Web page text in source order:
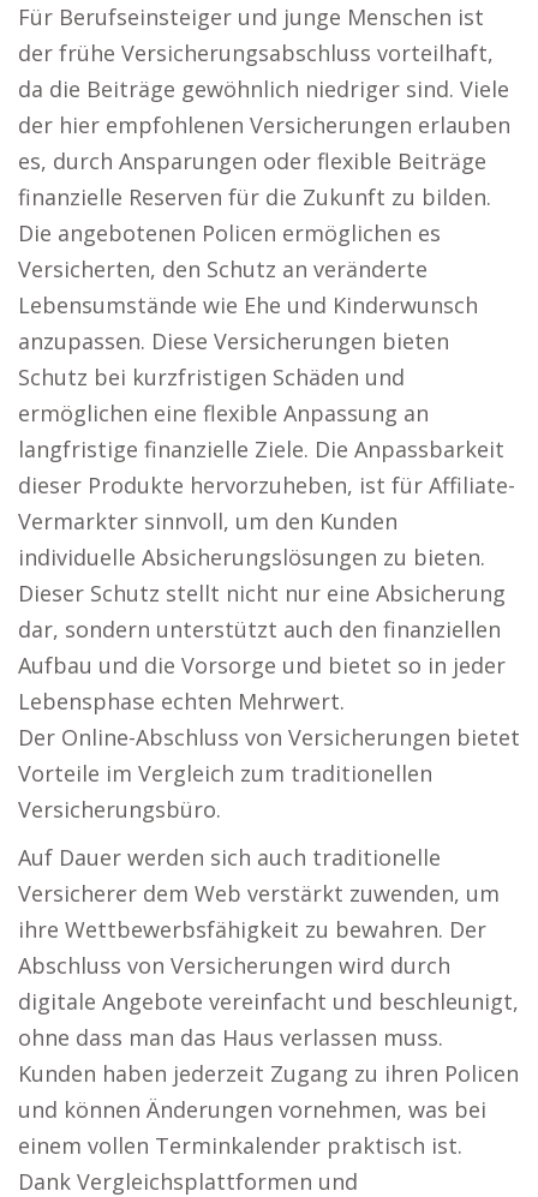
Für Berufseinsteiger und junge Menschen ist
der frühe Versicherungsabschluss vorteilhaft,
da die Beiträge gewöhnlich niedriger sind. Viele
der hier empfohlenen Versicherungen erlauben
es, durch Ansparungen oder flexible Beiträge
finanzielle Reserven für die Zukunft zu bilden.
Die angebotenen Policen ermöglichen es
Versicherten, den Schutz an veränderte
Lebensumstände wie Ehe und Kinderwunsch
anzupassen. Diese Versicherungen bieten
Schutz bei kurzfristigen Schäden und
ermöglichen eine flexible Anpassung an
langfristige finanzielle Ziele. Die Anpassbarkeit
dieser Produkte hervorzuheben, ist für Affiliate-
Vermarkter sinnvoll, um den Kunden
individuelle Absicherungslösungen zu bieten.
Dieser Schutz stellt nicht nur eine Absicherung
dar, sondern unterstützt auch den finanziellen
Aufbau und die Vorsorge und bietet so in jeder
Lebensphase echten Mehrwert.
Der Online-Abschluss von Versicherungen bietet
Vorteile im Vergleich zum traditionellen
Versicherungsbüro.
Auf Dauer werden sich auch traditionelle
Versicherer dem Web verstärkt zuwenden, um
ihre Wettbewerbsfähigkeit zu bewahren. Der
Abschluss von Versicherungen wird durch
digitale Angebote vereinfacht und beschleunigt,
ohne dass man das Haus verlassen muss.
Kunden haben jederzeit Zugang zu ihren Policen
und können Änderungen vornehmen, was bei
einem vollen Terminkalender praktisch ist.
Dank Vergleichsplattformen und